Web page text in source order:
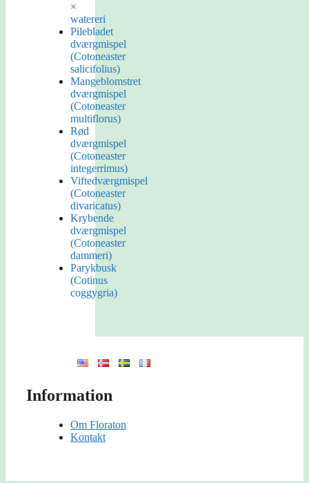
×
watereri
Pilebladet
dværgmispel
(Cotoneaster
salicifolius)
Mangeblomstret
dværgmispel
(Cotoneaster
multiflorus)
Rød
dværgmispel
(Cotoneaster
integerrimus)
Viftedværgmispel
(Cotoneaster
divaricatus)
Krybende
dværgmispel
(Cotoneaster
dammeri)
Parykbusk
(Cotinus
coggygria)
Information
Om Floraton
Kontakt